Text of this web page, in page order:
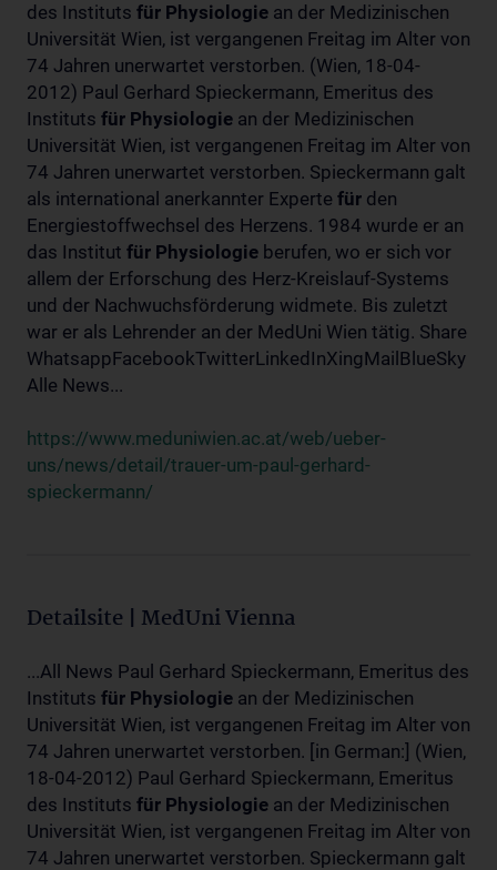
des Instituts für Physiologie an der Medizinischen
Universität Wien, ist vergangenen Freitag im Alter von
74 Jahren unerwartet verstorben. (Wien, 18-04-
2012) Paul Gerhard Spieckermann, Emeritus des
Instituts für Physiologie an der Medizinischen
Universität Wien, ist vergangenen Freitag im Alter von
74 Jahren unerwartet verstorben. Spieckermann galt
als international anerkannter Experte für den
Energiestoffwechsel des Herzens. 1984 wurde er an
das Institut für Physiologie berufen, wo er sich vor
allem der Erforschung des Herz-Kreislauf-Systems
und der Nachwuchsförderung widmete. Bis zuletzt
war er als Lehrender an der MedUni Wien tätig. Share
WhatsappFacebookTwitterLinkedInXingMailBlueSky
Alle News...
https://www.meduniwien.ac.at/web/ueber-
uns/news/detail/trauer-um-paul-gerhard-
spieckermann/
Detailsite | MedUni Vienna
...All News Paul Gerhard Spieckermann, Emeritus des
Instituts für Physiologie an der Medizinischen
Universität Wien, ist vergangenen Freitag im Alter von
74 Jahren unerwartet verstorben. [in German:] (Wien,
18-04-2012) Paul Gerhard Spieckermann, Emeritus
des Instituts für Physiologie an der Medizinischen
Universität Wien, ist vergangenen Freitag im Alter von
74 Jahren unerwartet verstorben. Spieckermann galt